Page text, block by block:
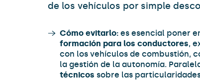
de los vehículos por simple
Cómo evitarlo: es esencial poner
formación para los conductores,
con los vehículos de combustión,
la gestión de la autonomía.
técnicos sobre las